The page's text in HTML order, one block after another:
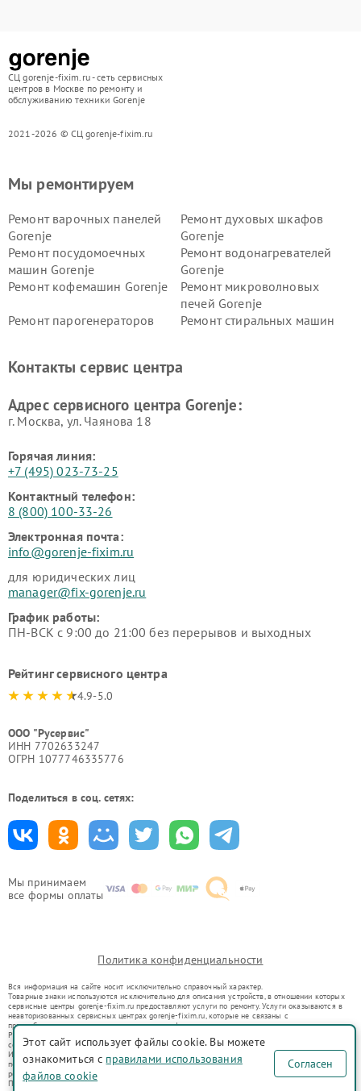
СЦ gorenje-fixim.ru - сеть сервисных
центров в Москве по ремонту и
обслуживанию техники Gorenje
2021-2026 © СЦ gorenje-fixim.ru
Мы принимаем
все формы оплаты
Мы ремонтируем
Ремонт варочных панелей
Gorenje
Ремонт духовых шкафов
Gorenje
Ремонт посудомоечных
машин Gorenje
Ремонт водонагревателей
Gorenje
Ремонт кофемашин Gorenje
Ремонт микроволновых
печей Gorenje
Ремонт парогенераторов
Ремонт стиральных машин
Контакты сервис центра
Адрес сервисного центра Gorenje:
г. Москва, ул. Чаянова 18
Горячая линия:
+7 (495) 023-73-25
Контактный телефон:
8 (800) 100-33-26
Электронная почта:
info@gorenje-fixim.ru
для юридических лиц
manager@fix-gorenje.ru
График работы:
ПН-ВСК с 9:00 до 21:00 без перерывов и выходных
Рейтинг сервисного центра
4.9-5.0
ООО "Русервис"
ИНН 7702633247
ОГРН 1077746335776
Поделиться в соц. сетях:
Политика конфиденциальности
Вся информация на сайте носит исключительно справочный характер.
Товарные знаки используются исключительно для описания устройств, в отношении которых
сервисные центры gorenje-fixim.ru предоставляют услуги по ремонту. Услуги оказываются в
неавторизованных сервисных центрах gorenje-fixim.ru, которые не связаны с
правообладателями товарных знаков или их официальными представителями.
Ремонт осуществляется для устройств, уже введенных в гражданский оборот в соответствии
со статьей 1487 ГК РФ.
Использование товарных знаков не преследует цели индивидуализации услуг или введения
потребителей в заблуждение, а служит для информирования о предоставляемых услугах по
ремонту техники указанных брендов.
Представленная на сайте информация не является публичной офертой, определяемой
Этот сайт использует файлы cookie. Вы можете
ознакомиться с правилами использования
файлов cookie
Согласен